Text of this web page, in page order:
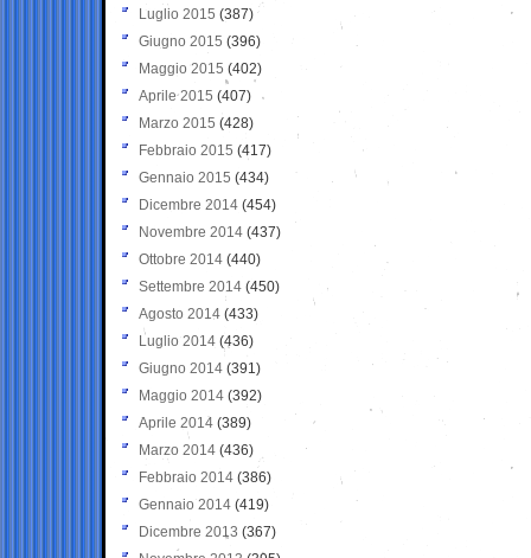
Luglio 2015 (387)
Giugno 2015 (396)
Maggio 2015 (402)
Aprile 2015 (407)
Marzo 2015 (428)
Febbraio 2015 (417)
Gennaio 2015 (434)
Dicembre 2014 (454)
Novembre 2014 (437)
Ottobre 2014 (440)
Settembre 2014 (450)
Agosto 2014 (433)
Luglio 2014 (436)
Giugno 2014 (391)
Maggio 2014 (392)
Aprile 2014 (389)
Marzo 2014 (436)
Febbraio 2014 (386)
Gennaio 2014 (419)
Dicembre 2013 (367)